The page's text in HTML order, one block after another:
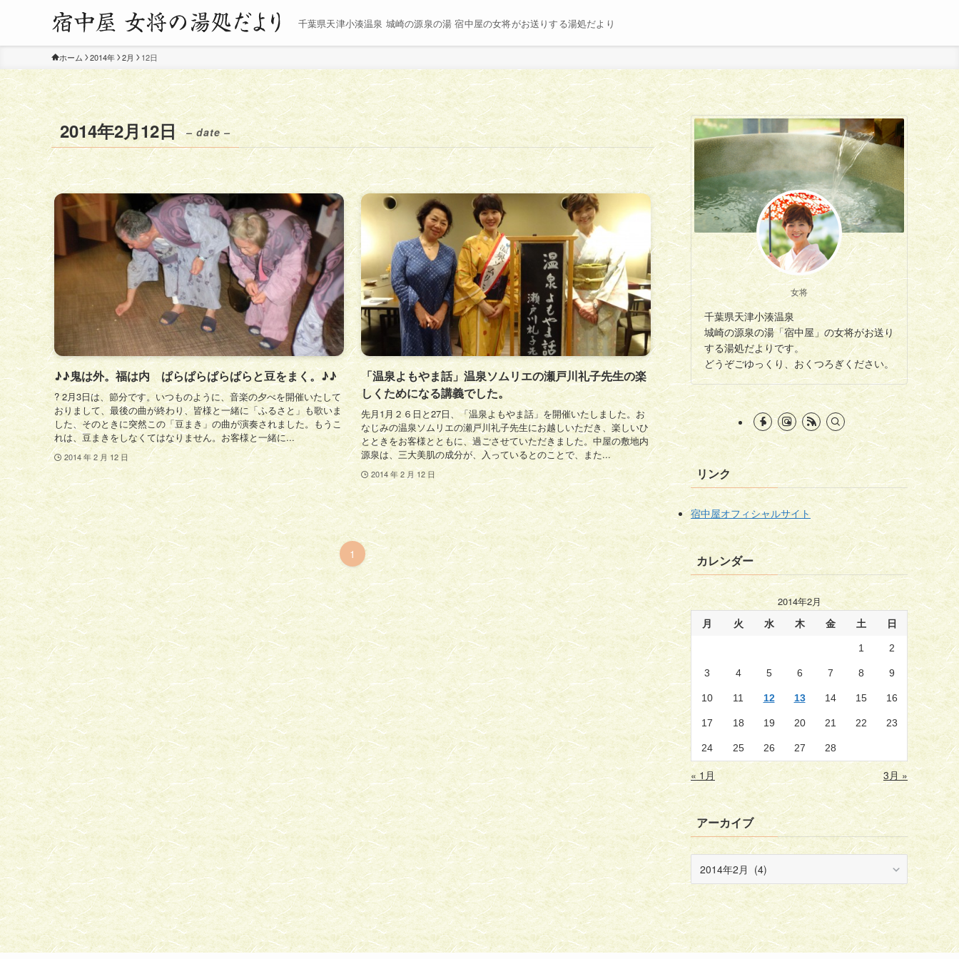
千葉県天津小湊温泉 城崎の源泉の湯 宿中屋の女将がお送りする湯処だより
ホーム 2014年 2月 12日
2014年2月12日 – date –
♪♪鬼は外。福は内 ぱらぱらぱらぱらと豆をまく。♪♪
? 2月3日は、節分です。いつものように、音楽の夕べを開催いたして
おりまして、最後の曲が終わり、皆様と一緒に「ふるさと」も歌いま
した、そのときに突然この「豆まき」の曲が演奏されました。もうこ
れは、豆まきをしなくてはなりません。お客様と一緒に...
2014 年 2 月 12 日
「温泉よもやま話」温泉ソムリエの瀬戸川礼子先生の楽
しくためになる講義でした。
先月1月２６日と27日、「温泉よもやま話」を開催いたしました。お
なじみの温泉ソムリエの瀬戸川礼子先生にお越しいただき、楽しいひ
とときをお客様とともに、過ごさせていただきました。中屋の敷地内
源泉は、三大美肌の成分が、入っているとのことで、また...
2014 年 2 月 12 日
1
女将
千葉県天津小湊温泉
城崎の源泉の湯「宿中屋」の女将がお送り
する湯処だよりです。
どうぞごゆっくり、おくつろぎください。
リンク
宿中屋オフィシャルサイト
カレンダー
2014年2月
月 火 水 木 金 土 日
1 2
3 4 5 6 7 8 9
10 11 12 13 14 15 16
17 18 19 20 21 22 23
24 25 26 27 28
« 1月 3月 »
アーカイブ
ー
カ
イ
ブ